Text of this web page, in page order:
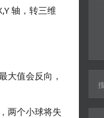
轴，转三维
大值会反向，
两个小球将失